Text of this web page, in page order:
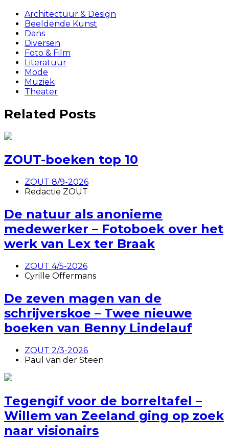
Architectuur & Design
Beeldende Kunst
Dans
Diversen
Foto & Film
Literatuur
Mode
Muziek
Theater
Related Posts
ZOUT-boeken top 10
ZOUT 8/9-2026
Redactie ZOUT
De natuur als anonieme
medewerker – Fotoboek over het
werk van Lex ter Braak
ZOUT 4/5-2026
Cyrille Offermans
De zeven magen van de
schrijverskoe – Twee nieuwe
boeken van Benny Lindelauf
ZOUT 2/3-2026
Paul van der Steen
Tegengif voor de borreltafel –
Willem van Zeeland ging op zoek
naar visionairs